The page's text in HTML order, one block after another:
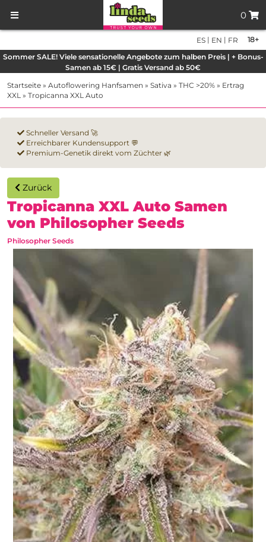
0
18+
ES | EN | FR
Sommer SALE! Viele sensationelle Angebote zum halben Preis | + Bonus-
Samen ab 15€ | Gratis Versand ab 50€
Startseite » Autoflowering Hanfsamen » Sativa » THC >20% » Ertrag
XXL » Tropicanna XXL Auto
Schneller Versand 🚀
Erreichbarer Kundensupport 💬
Premium-Genetik direkt vom Züchter 🌿
Zurück
Tropicanna XXL Auto Samen
von Philosopher Seeds
Philosopher Seeds